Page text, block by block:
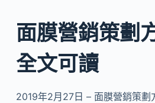
面膜營銷策劃
全文可讀
2019年2月27日 – 面膜營銷策劃